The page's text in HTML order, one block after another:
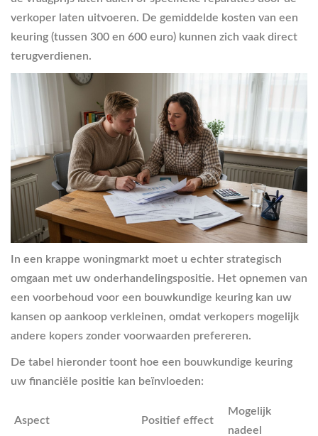
verkoper laten uitvoeren. De gemiddelde kosten van een
keuring (tussen 300 en 600 euro) kunnen zich vaak direct
terugverdienen.
In een krappe woningmarkt moet u echter strategisch
omgaan met uw onderhandelingspositie. Het opnemen van
een voorbehoud voor een bouwkundige keuring kan uw
kansen op aankoop verkleinen, omdat verkopers mogelijk
andere kopers zonder voorwaarden prefereren.
De tabel hieronder toont hoe een bouwkundige keuring
uw financiële positie kan beïnvloeden:
Aspect Positief effect
Mogelijk
nadeel